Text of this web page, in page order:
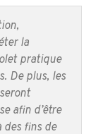
la
pratique
De plus, les
afin d’être
des fins de